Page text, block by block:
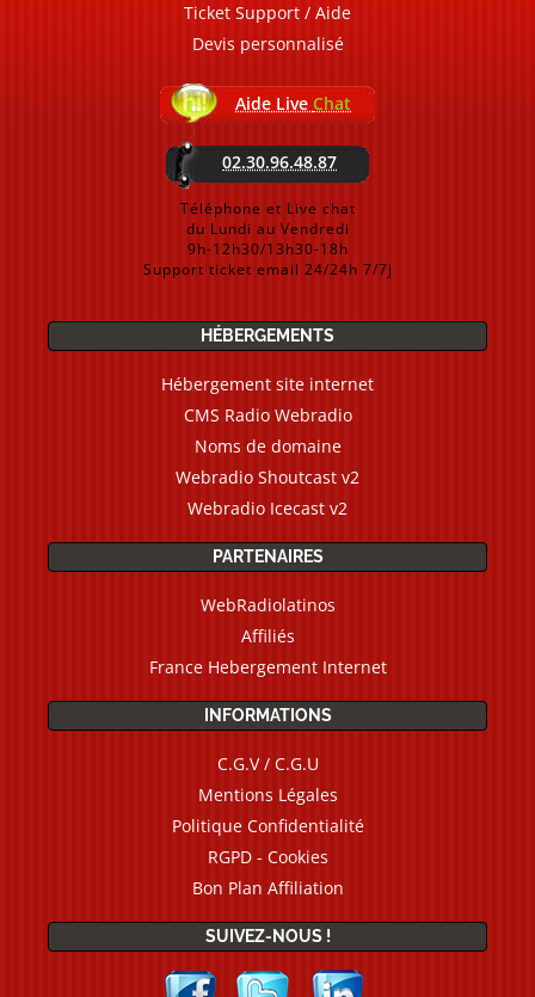
Ticket Support / Aide
Devis personnalisé
Aide Live Chat
02.30.96.48.87
Téléphone et Live chat
du Lundi au Vendredi
9h-12h30/13h30-18h
Support ticket email 24/24h 7/7j
HÉBERGEMENTS
Hébergement site internet
CMS Radio Webradio
Noms de domaine
Webradio Shoutcast v2
Webradio Icecast v2
PARTENAIRES
WebRadiolatinos
Affiliés
France Hebergement Internet
INFORMATIONS
C.G.V / C.G.U
Mentions Légales
Politique Confidentialité
RGPD - Cookies
Bon Plan Affiliation
SUIVEZ-NOUS !